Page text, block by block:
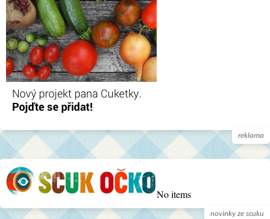
reklama
novinky ze scuku
No items